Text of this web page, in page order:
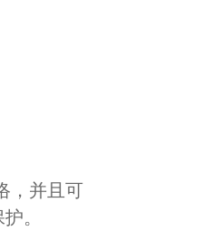
，并且可
。